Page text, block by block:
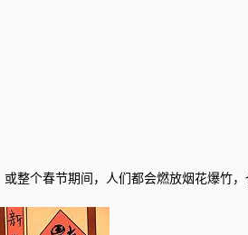
整个春节期间，人们都会燃放烟花爆竹，